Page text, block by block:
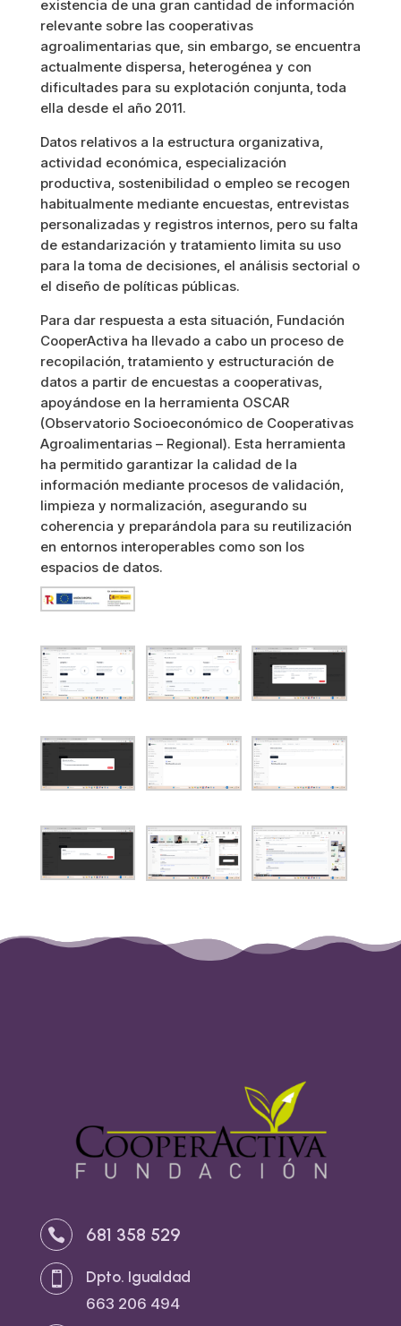
existencia de una gran cantidad de información
relevante sobre las cooperativas
agroalimentarias que, sin embargo, se encuentra
actualmente dispersa, heterogénea y con
dificultades para su explotación conjunta, toda
ella desde el año 2011.
Datos relativos a la estructura organizativa,
actividad económica, especialización
productiva, sostenibilidad o empleo se recogen
habitualmente mediante encuestas, entrevistas
personalizadas y registros internos, pero su falta
de estandarización y tratamiento limita su uso
para la toma de decisiones, el análisis sectorial o
el diseño de políticas públicas.
Para dar respuesta a esta situación, Fundación
CooperActiva ha llevado a cabo un proceso de
recopilación, tratamiento y estructuración de
datos a partir de encuestas a cooperativas,
apoyándose en la herramienta OSCAR
(Observatorio Socioeconómico de Cooperativas
Agroalimentarias – Regional). Esta herramienta
ha permitido garantizar la calidad de la
información mediante procesos de validación,
limpieza y normalización, asegurando su
coherencia y preparándola para su reutilización
en entornos interoperables como son los
espacios de datos.
 681 358 529

Dpto. Igualdad
663 206 494